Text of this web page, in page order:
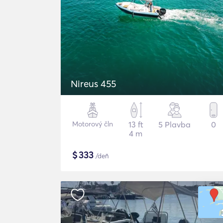
Nireus 455
Motorový čln
13 ft
4 m
5 Plavba 0
$333 /deň